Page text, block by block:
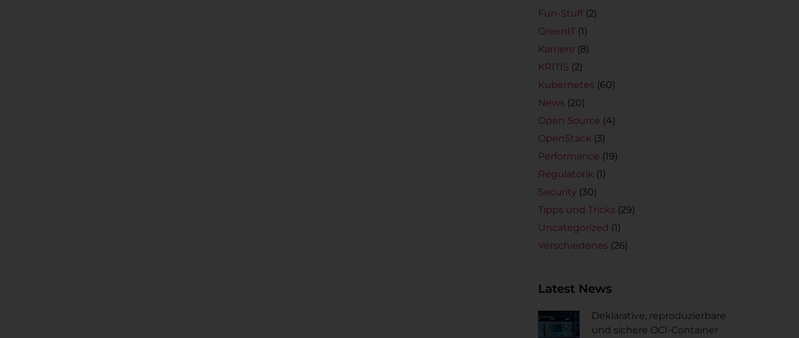
Fun-Stuff (2)
GreenIT (1)
Karriere (8)
KRITIS (2)
Kubernetes (60)
News (20)
Open Source (4)
OpenStack (3)
Performance (19)
Regulatorik (1)
Security (30)
Tipps und Tricks (29)
Uncategorized (1)
Verschiedenes (26)
Latest News
Deklarative, reproduzierbare
und sichere OCI-Container